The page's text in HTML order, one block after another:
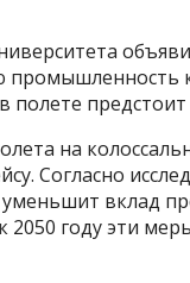
промышленность
полете
на
Согласно
уменьшит вклад
году эти